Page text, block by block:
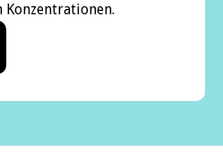
Konzentrationen.